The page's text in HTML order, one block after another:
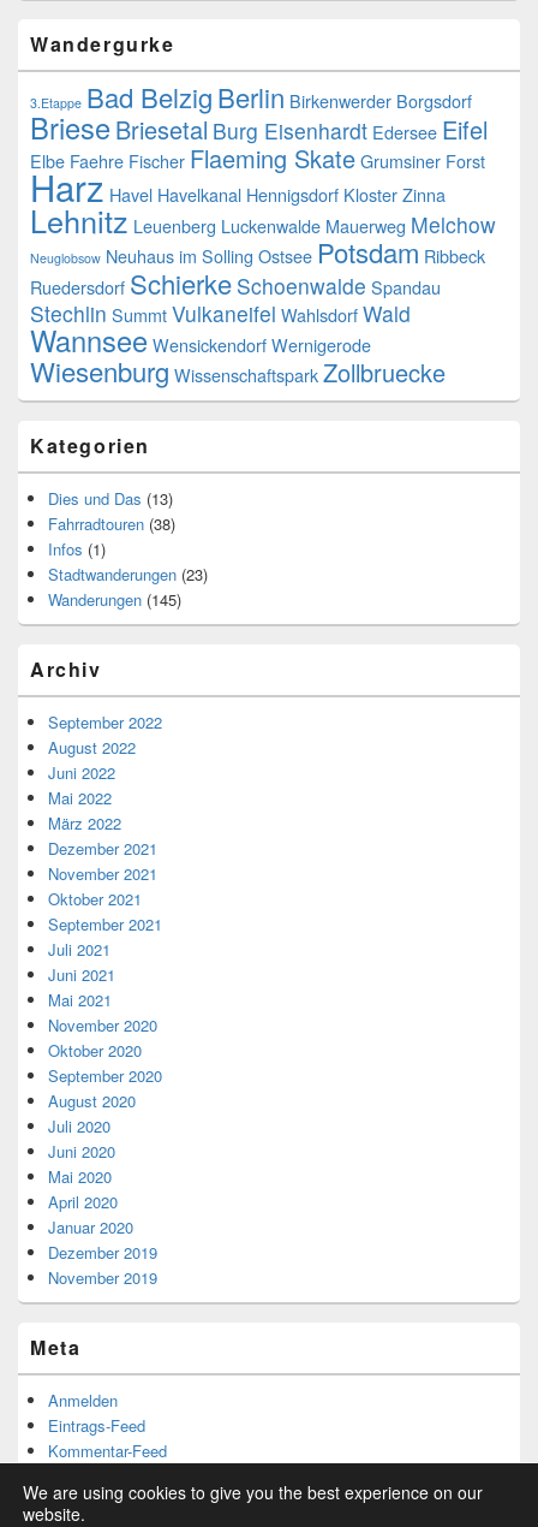
Wandergurke
3.Etappe Bad BelzigBerlin Birkenwerder Borgsdorf
BrieseBriesetal Burg Eisenhardt Edersee Eifel
Elbe Faehre Fischer Flaeming SkateGrumsiner Forst
Harz Havel Havelkanal Hennigsdorf Kloster Zinna
Lehnitz Leuenberg Luckenwalde Mauerweg Melchow
Neuglobsow Neuhaus im Solling Ostsee Potsdam Ribbeck
Ruedersdorf Schierke Schoenwalde Spandau
Stechlin SummtVulkaneifel WahlsdorfWald
WannseeWensickendorfWernigerode
Wiesenburg WissenschaftsparkZollbruecke
Kategorien
Dies und Das (13)
Fahrradtouren (38)
Infos (1)
Stadtwanderungen (23)
Wanderungen (145)
Archiv
September 2022
August 2022
Juni 2022
Mai 2022
März 2022
Dezember 2021
November 2021
Oktober 2021
September 2021
Juli 2021
Juni 2021
Mai 2021
November 2020
Oktober 2020
September 2020
August 2020
Juli 2020
Juni 2020
Mai 2020
April 2020
Januar 2020
Dezember 2019
November 2019
Meta
Anmelden
Eintrags-Feed
Kommentar-Feed
We are using cookies to give you the best experience on our
website.